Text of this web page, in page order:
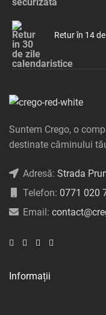
Retur în 14
Suntem Crego, o
destinate căminului
Adresă: Strada
Telefon: 0771 020
Email:
Informații